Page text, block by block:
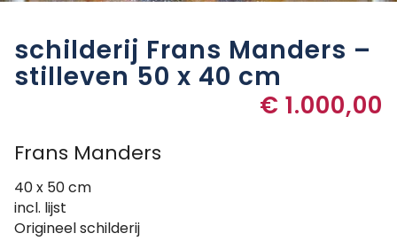
schilderij Frans Manders –
stilleven 50 x 40 cm
€ 1.000,00
Frans Manders
40 x 50 cm
incl. lijst
Origineel schilderij